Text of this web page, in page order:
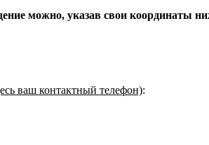
можно, указав свои координаты
ваш контактный телефон):